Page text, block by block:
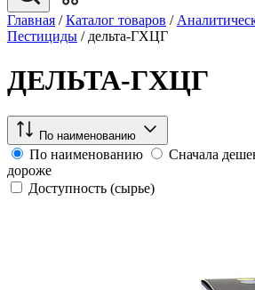
Главная / Каталог товаров /
Пестициды / дельта-ГХЦГ
ДЕЛЬТА-ГХЦГ
По наименованию
По наименованию Сначала
дороже
Доступность (сырье)